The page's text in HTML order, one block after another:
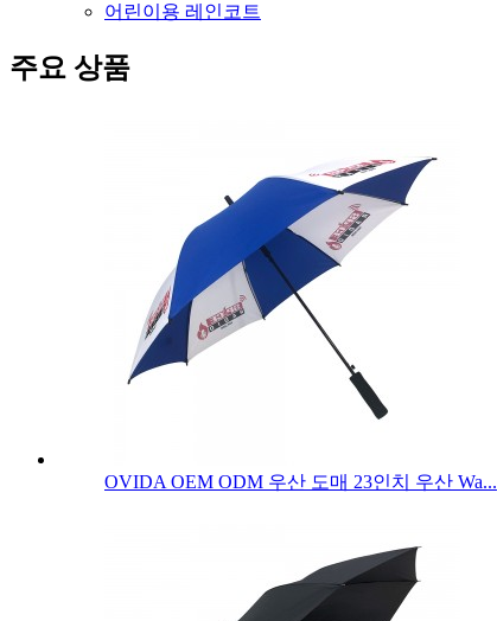
어린이용 레인코트
주요 상품
OVIDA OEM ODM 우산 도매 23인치 우산 Wa...